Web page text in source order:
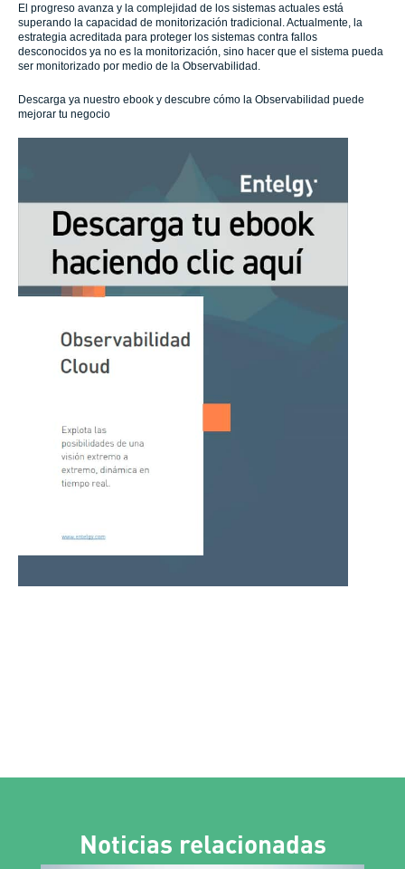
El progreso avanza y la complejidad de los sistemas actuales está
superando la capacidad de monitorización tradicional. Actualmente, la
estrategia acreditada para proteger los sistemas contra fallos
desconocidos ya no es la monitorización, sino hacer que el sistema pueda
ser monitorizado por medio de la Observabilidad.
Descarga ya nuestro ebook y descubre cómo la Observabilidad puede
mejorar tu negocio
Noticias relacionadas